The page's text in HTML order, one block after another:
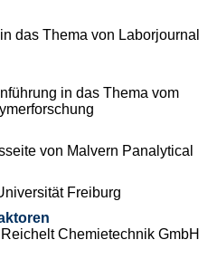
das Thema von Laborjournal
in das Thema vom
von Malvern Panalytical
Freiburg
Chemietechnik GmbH